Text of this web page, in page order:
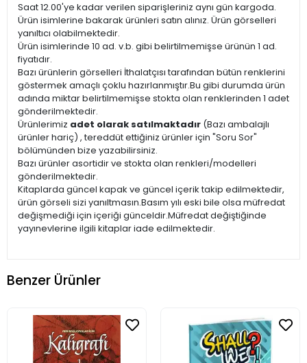
Saat 12.00'ye kadar verilen siparişleriniz aynı gün kargoda.
Ürün isimlerine bakarak ürünleri satın alınız. Ürün görselleri
yanıltıcı olabilmektedir.
Ürün isimlerinde 10 ad. v.b. gibi belirtilmemişse ürünün 1 ad.
fiyatıdır.
Bazı ürünlerin görselleri İthalatçısı tarafından bütün renklerini
göstermek amaçlı çoklu hazırlanmıştır.Bu gibi durumda ürün
adında miktar belirtilmemişse stokta olan renklerinden 1 adet
gönderilmektedir.
Ürünlerimiz adet olarak satılmaktadır (Bazı ambalajlı
ürünler hariç) , tereddüt ettiğiniz ürünler için "Soru Sor"
bölümünden bize yazabilirsiniz.
Bazı ürünler asortidir ve stokta olan renkleri/modelleri
gönderilmektedir.
Kitaplarda güncel kapak ve güncel içerik takip edilmektedir,
ürün görseli sizi yanıltmasın.Basım yılı eski bile olsa müfredat
değişmediği için içeriği günceldir.Müfredat değiştiğinde
yayınevlerine ilgili kitaplar iade edilmektedir.
Benzer Ürünler